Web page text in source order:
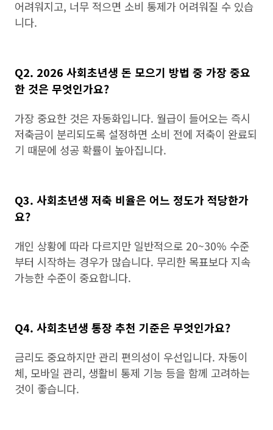
어려워지고, 너무 적으면 소비 통제가 어려워질 수 있습
니다.
Q2. 2026 사회초년생 돈 모으기 방법 중 가장 중요
한 것은 무엇인가요?
가장 중요한 것은 자동화입니다. 월급이 들어오는 즉시
저축금이 분리되도록 설정하면 소비 전에 저축이 완료되
기 때문에 성공 확률이 높아집니다.
Q3. 사회초년생 저축 비율은 어느 정도가 적당한가
요?
개인 상황에 따라 다르지만 일반적으로 20~30% 수준
부터 시작하는 경우가 많습니다. 무리한 목표보다 지속
가능한 수준이 중요합니다.
Q4. 사회초년생 통장 추천 기준은 무엇인가요?
금리도 중요하지만 관리 편의성이 우선입니다. 자동이
체, 모바일 관리, 생활비 통제 기능 등을 함께 고려하는
것이 좋습니다.